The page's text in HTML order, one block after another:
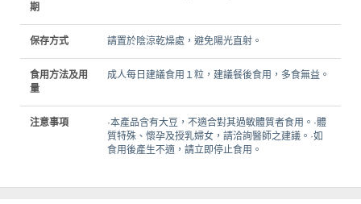
期
保存方式 請置於陰涼乾燥處，避免陽光直射。
食用方法及用
量
成人每日建議食用１粒，建議餐後食用，多食無益。
注意事項
·本產品含有大豆，不適合對其過敏體質者食用。·體
質特殊、懷孕及授乳婦女，請洽詢醫師之建議。·如
食用後產生不適，請立即停止食用。